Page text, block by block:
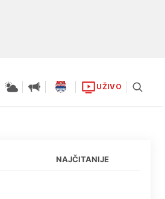
UŽIVO
NAJČITANIJE